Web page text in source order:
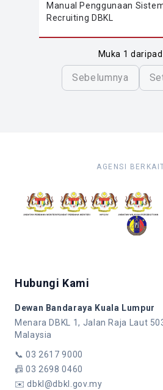
Manual Penggunaan
Recruiting DBKL
Muka 1
Sebelumnya
AGENSI
Hubungi Kami
Dewan Bandaraya Kuala Lumpur
Menara DBKL 1, Jalan Raja Laut
Malaysia
📞03 2617 9000
📠03 2698 0460
✉️dbkl@dbkl.gov.my